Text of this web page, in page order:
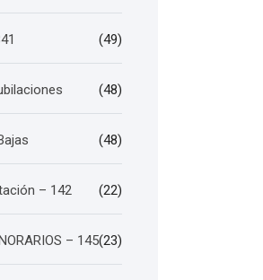
(49)
(48)
(48)
– 142 (22)
– 145(23)